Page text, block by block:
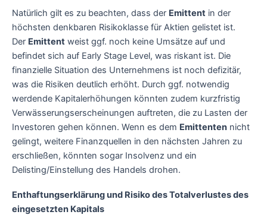
Natürlich gilt es zu beachten, dass der Emittent in der
höchsten denkbaren Risikoklasse für Aktien gelistet ist.
Der Emittent weist ggf. noch keine Umsätze auf und
befindet sich auf Early Stage Level, was riskant ist. Die
finanzielle Situation des Unternehmens ist noch defizitär,
was die Risiken deutlich erhöht. Durch ggf. notwendig
werdende Kapitalerhöhungen könnten zudem kurzfristig
Verwässerungserscheinungen auftreten, die zu Lasten der
Investoren gehen können. Wenn es dem Emittenten nicht
gelingt, weitere Finanzquellen in den nächsten Jahren zu
erschließen, könnten sogar Insolvenz und ein
Delisting/Einstellung des Handels drohen.
Enthaftungserklärung und Risiko des Totalverlustes des
eingesetzten Kapitals